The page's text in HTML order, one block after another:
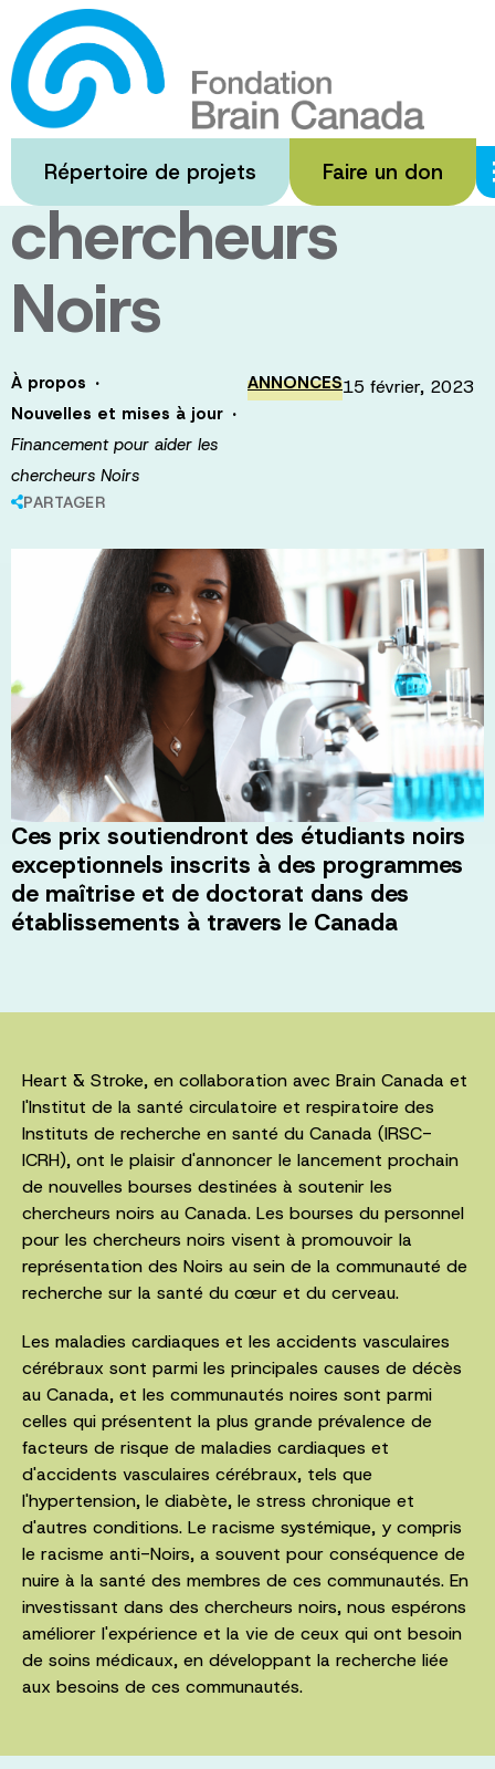
Passer
au
contenu
principal
Répertoire de projets Faire un don
Financement
pour aider les
chercheurs
Noirs
À propos ·
Nouvelles et mises à jour ·
Financement pour aider les
chercheurs Noirs
PARTAGER
ANNONCES15 février, 2023
Ces prix soutiendront des étudiants noirs
exceptionnels inscrits à des programmes
de maîtrise et de doctorat dans des
établissements à travers le Canada
Heart & Stroke, en collaboration avec Brain Canada et
l'Institut de la santé circulatoire et respiratoire des
Instituts de recherche en santé du Canada (IRSC-
ICRH), ont le plaisir d'annoncer le lancement prochain
de nouvelles bourses destinées à soutenir les
chercheurs noirs au Canada. Les bourses du personnel
pour les chercheurs noirs visent à promouvoir la
représentation des Noirs au sein de la communauté de
recherche sur la santé du cœur et du cerveau.
Les maladies cardiaques et les accidents vasculaires
cérébraux sont parmi les principales causes de décès
au Canada, et les communautés noires sont parmi
celles qui présentent la plus grande prévalence de
facteurs de risque de maladies cardiaques et
d'accidents vasculaires cérébraux, tels que
l'hypertension, le diabète, le stress chronique et
d'autres conditions. Le racisme systémique, y compris
le racisme anti-Noirs, a souvent pour conséquence de
nuire à la santé des membres de ces communautés. En
investissant dans des chercheurs noirs, nous espérons
améliorer l'expérience et la vie de ceux qui ont besoin
de soins médicaux, en développant la recherche liée
aux besoins de ces communautés.